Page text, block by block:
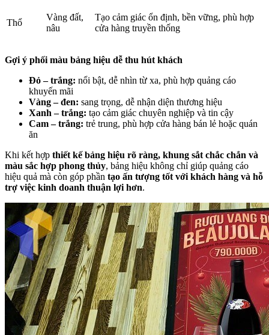
Thổ
Vàng đất,
nâu
Tạo cảm giác ổn định, bền vững, phù hợp
cửa hàng truyền thống
Gợi ý phối màu bảng hiệu dễ thu hút khách
Đỏ – trắng: nổi bật, dễ nhìn từ xa, phù hợp quảng cáo
khuyến mãi
Vàng – đen: sang trọng, dễ nhận diện thương hiệu
Xanh – trắng: tạo cảm giác chuyên nghiệp và tin cậy
Cam – trắng: trẻ trung, phù hợp cửa hàng bán lẻ hoặc quán
ăn
Khi kết hợp thiết kế bảng hiệu rõ ràng, khung sắt chắc chắn và
màu sắc hợp phong thủy, bảng hiệu không chỉ giúp quảng cáo
hiệu quả mà còn góp phần tạo ấn tượng tốt với khách hàng và hỗ
trợ việc kinh doanh thuận lợi hơn.